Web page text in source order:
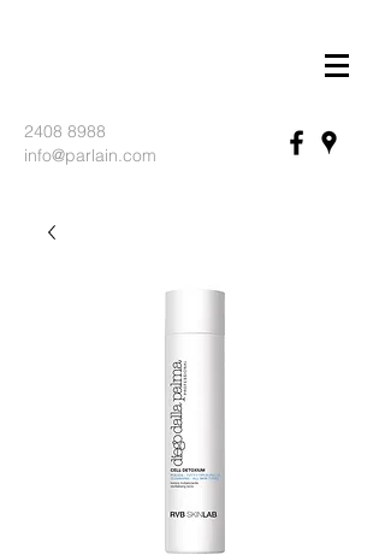
2408 8988
info@parlain.com